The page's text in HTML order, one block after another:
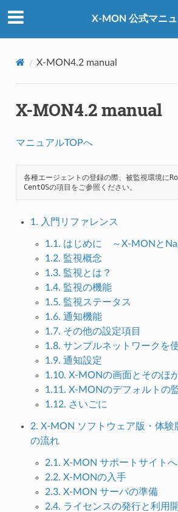
X-MON 公式マニ
X-MON4.2 manual
X-MON4.2 manual
マニュアルTOPへ
各種エージェントの登録の際、被監視環境に
1. 入門リファレンス
1.1. はじめに ～X-MONと
1.2. 監視概念
1.3. 監視とは？
1.4. 監視の機能
1.5. 監視ステータス
1.6. 通知機能
1.7. その他の設定項目
1.8. サンプルネットワークを
1.9. 通知設定
1.10. X-MONの画面とそのほ
1.11. X-MONのデフォルトの
1.12. さいごに
2. X-MON ソフトウェア版・体験
の流れ
2.1. X-MON サポートサイト
2.2. X-MONの入手
2.3. X-MON サーバの準備
2.4. ライセンスの発行と利用